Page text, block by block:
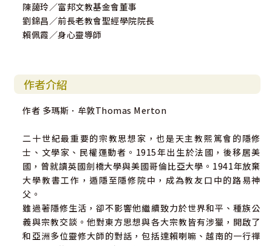
陳藹玲／富邦文教基金會董事
劉錦昌／前長老教會聖經學院院長
賴佩霞／身心靈導師
作者介紹
作者 多瑪斯．牟敦Thomas Merton
二十世紀最重要的宗教思想家，也是天主教熙篤會的隱修
士、文學家、民權運動者。1915年出生於法國，後移居美
國，曾就讀英國劍橋大學與美國哥倫比亞大學。1941年放棄
大學教書工作，遁隱至隱修院中，成為教友口中的路易神
父。
雖過著隱修生活，卻不影響他繼續致力於世界和平、種族公
義與宗教交談。他對東方思想與各大宗教皆有涉獵，開啟了
和亞洲多位靈修大師的對話，包括達賴喇嘛、越南的一行禪